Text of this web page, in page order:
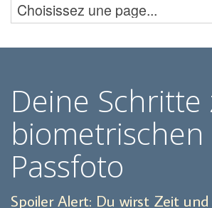
Deine Schritte
biometrischen
Passfoto
Spoiler Alert: Du wirst Zeit